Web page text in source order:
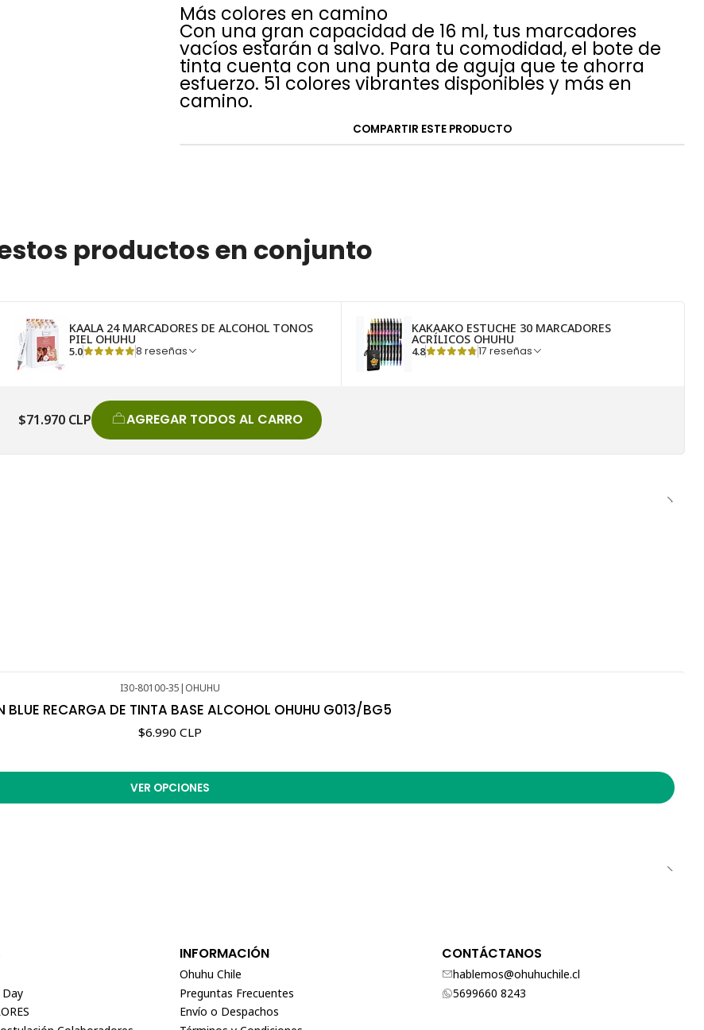
Más colores en camino
Con una gran capacidad de 16 ml, tus marcadores
vacíos estarán a salvo. Para tu comodidad, el bote de
tinta cuenta con una punta de aguja que te ahorra
esfuerzo. 51 colores vibrantes disponibles y más en
camino.
COMPARTIR ESTE PRODUCTO
productos en conjunto
KAALA 24 MARCADORES DE ALCOHOL TONOS
PIEL OHUHU
5.0 8 reseñas
KAKAAKO ESTUCHE 30 MARCADORES
ACRÍLICOS OHUHU
4.8 17 reseñas
$71.970 CLP AGREGAR TODOS AL CARRO
I30-80100-35| OHUHU
BLUE RECARGA DE TINTA BASE ALCOHOL OHUHU G013/BG5
$6.990 CLP
VER OPCIONES
INFORMACIÓN
Ohuhu Chile
Preguntas Frecuentes
Envío o Despachos
CONTÁCTANOS
hablemos@ohuhuchile.cl
5699660 8243